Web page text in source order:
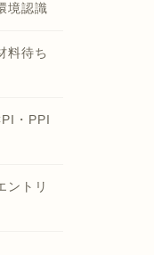
境認識
料待ち
・PPI
ントリ